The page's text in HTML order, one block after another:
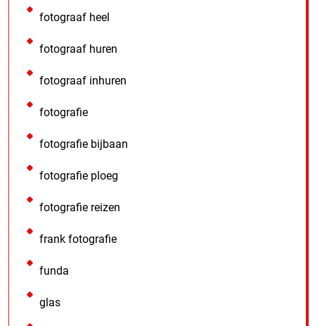
fotograaf heel
fotograaf huren
fotograaf inhuren
fotografie
fotografie bijbaan
fotografie ploeg
fotografie reizen
frank fotografie
funda
glas